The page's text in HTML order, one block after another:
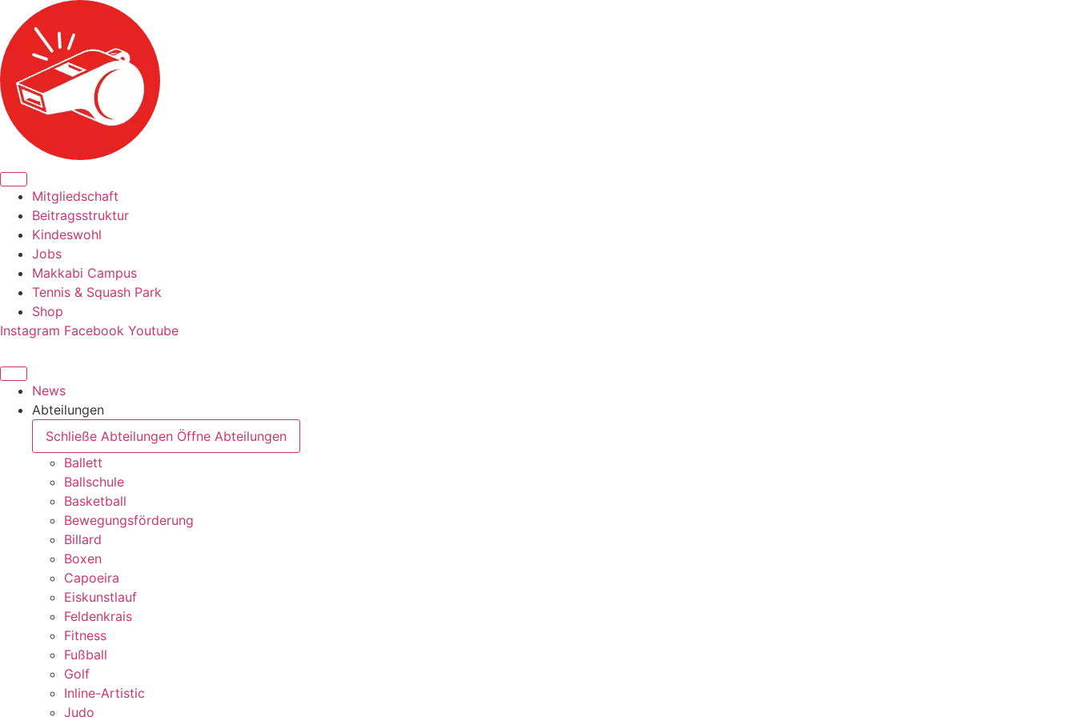
Inhalt
springen
Mitgliedschaft
Beitragsstruktur
Kindeswohl
Jobs
Makkabi Campus
Tennis & Squash Park
Shop
Instagram Facebook Youtube
News
Abteilungen
Schließe Abteilungen Öffne Abteilungen
Ballett
Ballschule
Basketball
Bewegungsförderung
Billard
Boxen
Capoeira
Eiskunstlauf
Feldenkrais
Fitness
Fußball
Golf
Inline-Artistic
Judo